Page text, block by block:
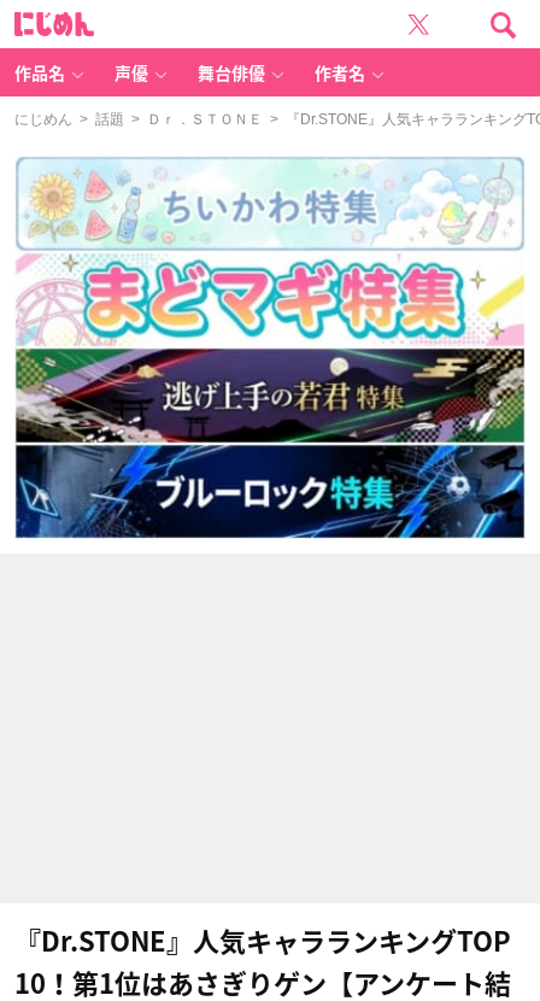
作品名 声優 舞台俳優 作者名
にじめん > 話題 > Ｄｒ．ＳＴＯＮＥ > 『Dr.STONE』人気キャラランキング
『Dr.STONE』人気キャラランキングTOP
10！第1位はあさぎりゲン【アンケート結